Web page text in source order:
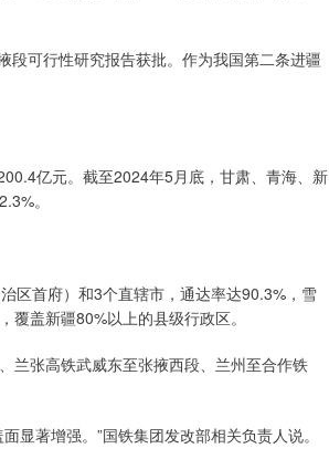
可行性研究报告获批。作为我国第二条进疆
亿元。截至2024年5月底，甘肃、青海、新
。
区首府）和3个直辖市，通达率达90.3%，雪
盖新疆80%以上的县级行政区。
兰张高铁武威东至张掖西段、兰州至合作铁
显著增强。”国铁集团发改部相关负责人说。